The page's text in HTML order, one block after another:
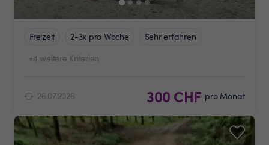
Freizeit 2-3x pro Woche
Sehr erfahren
+4 weitere Kriterien
26.07.2026 300 CHF pro Monat